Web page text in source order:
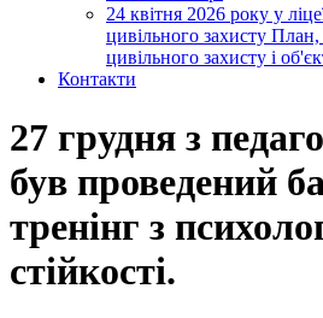
24 квітня 2026 року у
цивільного захисту
цивільного захисту і
Контакти
27 грудня з
був проведений
тренінг з
стійкості.